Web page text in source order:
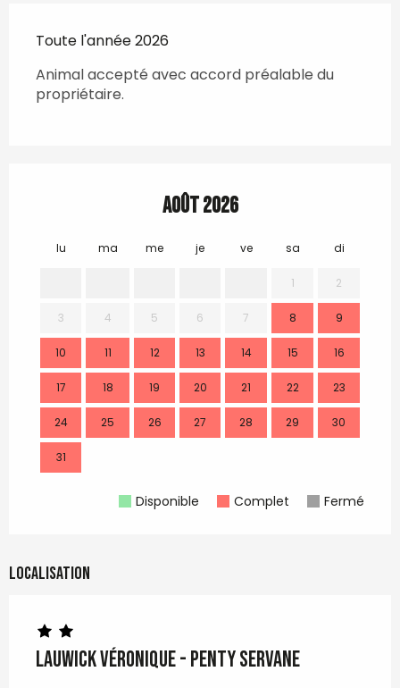
Toute l'année 2026
Animal accepté avec accord préalable du
propriétaire.
Août 2026
lu ma me je ve sa di
1 2
3 4 5 6 7 8 9
10 11 12 13 14 15 16
17 18 19 20 21 22 23
24 25 26 27 28 29 30
31
Disponible Complet Fermé
Localisation
LAUWICK Véronique - Penty Servane